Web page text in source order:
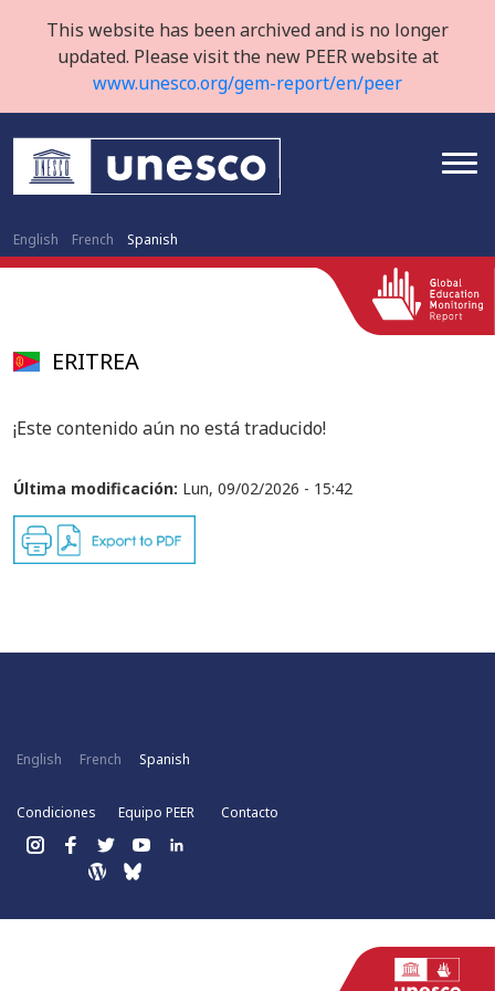
This website has been archived and is no longer
updated. Please visit the new PEER website at
www.unesco.org/gem-report/en/peer
English French Spanish
ERITREA
¡Este contenido aún no está traducido!
Última modificación: Lun, 09/02/2026 - 15:42
English French Spanish
Condiciones Equipo PEER Contacto